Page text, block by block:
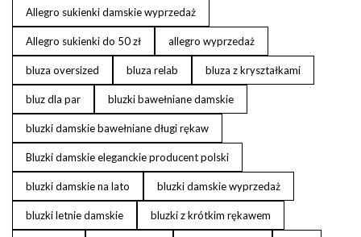
Allegro sukienki damskie wyprzedaż
Allegro sukienki do 50 zł allegro wyprzedaż
bluza oversized bluza relab bluza z kryształkami
bluz dla par bluzki bawełniane damskie
bluzki damskie bawełniane długi rękaw
Bluzki damskie eleganckie producent polski
bluzki damskie na lato bluzki damskie wyprzedaż
bluzki letnie damskie bluzki z krótkim rękawem